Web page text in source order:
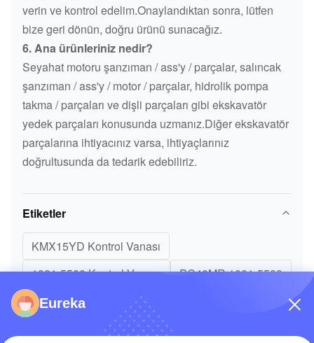
verin ve kontrol edelim.Onaylandıktan sonra, lütfen
bize geri dönün, doğru ürünü sunacağız.
6. Ana ürünleriniz nedir?
Seyahat motoru şanzıman / ass'y / parçalar, salıncak
şanzıman / ass'y / motor / parçalar, hidrolik pompa
takma / parçaları ve dişli parçaları gibi ekskavatör
yedek parçaları konusunda uzmanız.Diğer ekskavatör
parçalarına ihtiyacınız varsa, ihtiyaçlarınız
doğrultusunda da tedarik edebiliriz.
Etiketler
KMX15YD Kontrol Vanası
1001-5500 Kontrol Vanası
PC40MR 1001-5500
Eureka